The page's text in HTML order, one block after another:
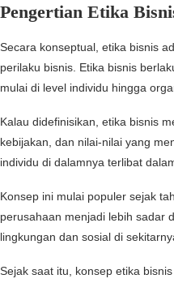
Pengertian Etika
Secara konseptual, etika bisnis
perilaku bisnis. Etika bisnis
mulai di level individu hingga
Kalau didefinisikan, etika bisnis
kebijakan, dan nilai-nilai yang
individu di dalamnya terlibat
Konsep ini mulai populer sejak
perusahaan menjadi lebih sadar
lingkungan dan sosial di
Sejak saat itu, konsep etika